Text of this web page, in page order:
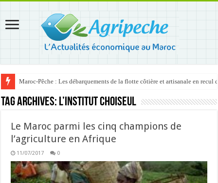
Maroc-Pêche : Les débarquements de la flotte côtière et artisanale en recul
Tag Archives: l’Institut Choiseul
Le Maroc parmi les cinq champions de
l’agriculture en Afrique
11/07/2017 0